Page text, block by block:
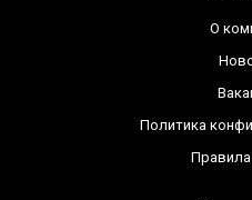
О
Политика